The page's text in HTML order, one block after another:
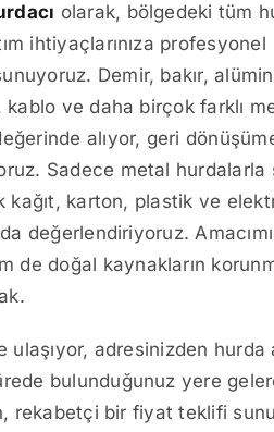
olarak, bölgedeki tüm
ihtiyaçlarınıza profesyonel
Demir, bakır,
kablo ve daha birçok farklı
alıyor, geri
Sadece metal hurdalarla
kağıt, karton, plastik ve
da değerlendiriyoruz.
de doğal kaynakların
ulaşıyor, adresinizden hurda
bulunduğunuz yere
rekabetçi bir fiyat teklifi